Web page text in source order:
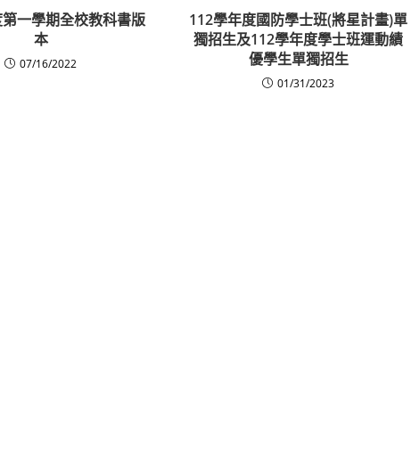
一學期全校教科書版
本
07/16/2022
112學年度國防學士班(將星計畫)單
獨招生及112學年度學士班運動績
優學生單獨招生
01/31/2023